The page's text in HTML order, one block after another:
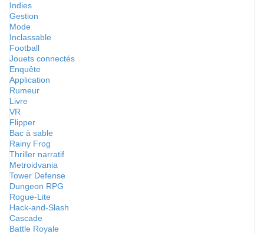
Indies
Gestion
Mode
Inclassable
Football
Jouets connectés
Enquête
Application
Rumeur
Livre
VR
Flipper
Bac à sable
Rainy Frog
Thriller narratif
Metroidvania
Tower Defense
Dungeon RPG
Rogue-Lite
Hack-and-Slash
Cascade
Battle Royale